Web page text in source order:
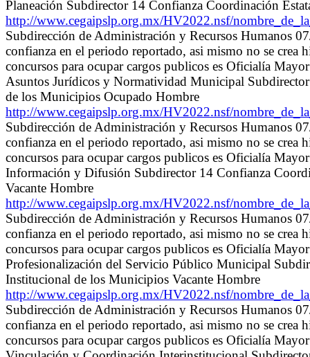
Planeación Subdirector 14 Confianza Coordinación
http://www.cegaipslp.org.mx/HV2022.nsf/
Subdirección de Administración y Recursos Humanos
confianza en el periodo reportado, asi mismo no se crea
concursos para ocupar cargos publicos es Oficialía
Asuntos Jurídicos y Normatividad Municipal
de los Municipios Ocupado Hombre
http://www.cegaipslp.org.mx/HV2022.nsf/
Subdirección de Administración y Recursos Humanos
confianza en el periodo reportado, asi mismo no se crea
concursos para ocupar cargos publicos es Oficialía
Información y Difusión Subdirector 14 Confianza
Vacante Hombre
http://www.cegaipslp.org.mx/HV2022.nsf/
Subdirección de Administración y Recursos Humanos
confianza en el periodo reportado, asi mismo no se crea
concursos para ocupar cargos publicos es Oficialía
Profesionalización del Servicio Público Municipal
Institucional de los Municipios Vacante Hombre
http://www.cegaipslp.org.mx/HV2022.nsf/
Subdirección de Administración y Recursos Humanos
confianza en el periodo reportado, asi mismo no se crea
concursos para ocupar cargos publicos es Oficialía